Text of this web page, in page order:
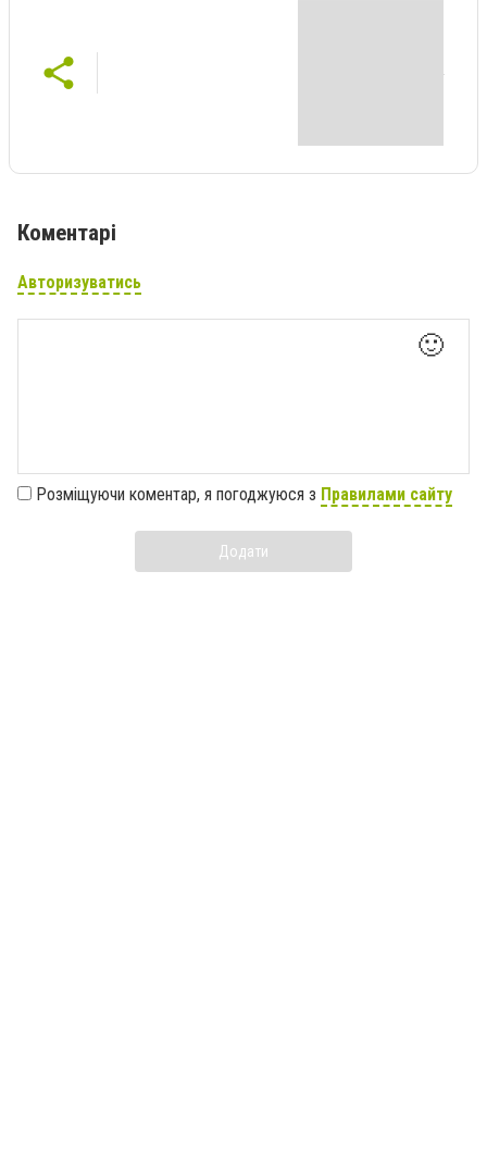
Коментарі
Авторизуватись
🙂
Розміщуючи коментар, я погоджуюся з Правилами сайту
Додати